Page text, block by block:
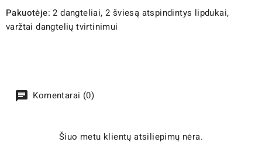
Pakuotėje: 2 dangteliai, 2 šviesą atspindintys lipdukai,
varžtai dangtelių tvirtinimui
Komentarai (0)
Šiuo metu klientų atsiliepimų nėra.